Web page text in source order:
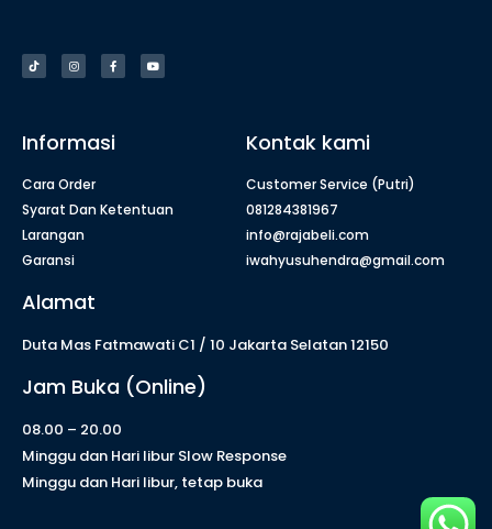
Informasi
Cara Order
Syarat Dan Ketentuan
Larangan
Garansi
Kontak kami
Customer Service (Putri)
081284381967
info@rajabeli.com
iwahyusuhendra@gmail.com
Alamat
Duta Mas Fatmawati C1 / 10 Jakarta Selatan 12150
Jam Buka (Online)
08.00 – 20.00
Minggu dan Hari libur Slow Response
Minggu dan Hari libur, tetap buka